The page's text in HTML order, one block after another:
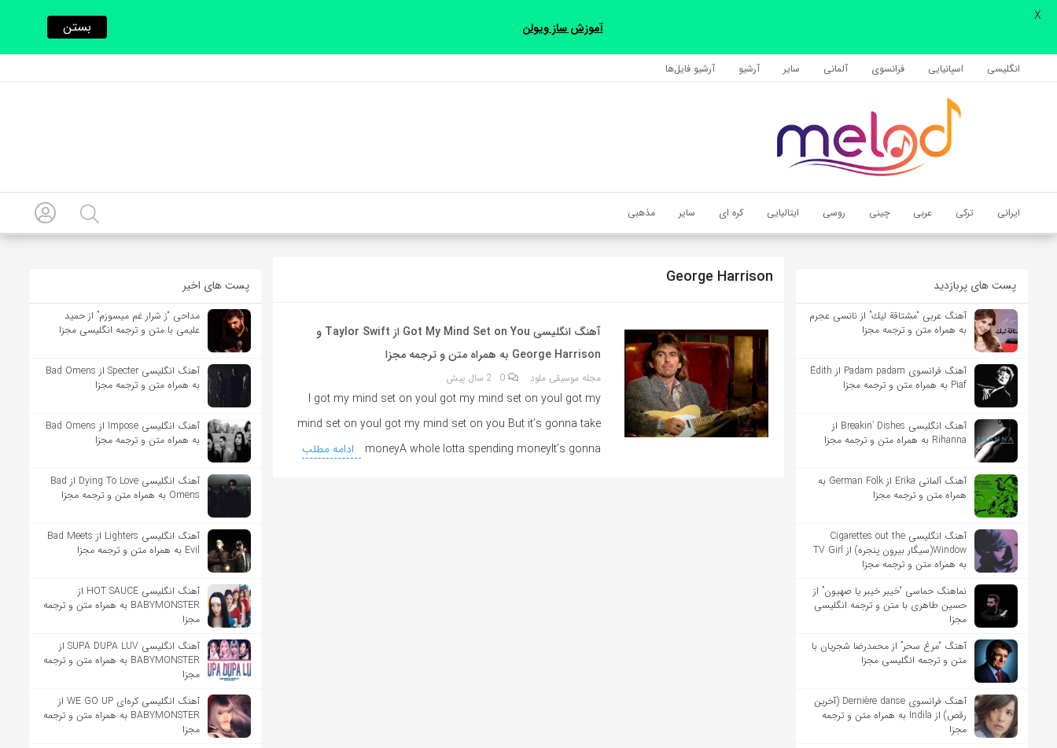
انگلیسی اسپانیایی فرانسوی آلمانی سایر آرشیو آرشیو فایل‌‎ها
ایرانی ترکی عربی چینی روسی ایتالیایی کره ای سایر مذهبی
اشتراک گذاری
با استفاده از روش‌های زیر می‌توانید این صفحه را با دوستان خود به
کپی لینک
پست های پربازدید
آهنگ عربی “مشتاقة لیك” از نانسی عجرم
به همراه متن و ترجمه مجزا
آهنگ فرانسوی Padam padam از Édith
Piaf به همراه متن و ترجمه مجزا
آهنگ انگلیسی Breakin’ Dishes از
Rihanna به همراه متن و ترجمه مجزا
آهنگ آلمانی Erika از German Folk به
همراه متن و ترجمه مجزا
آهنگ انگلیسی Cigarettes out the
Window(سیگار بیرون پنجره) از TV Girl
به همراه متن و ترجمه مجزا
نماهنگ حماسی “خیبر خیبر یا صهیون” از
حسین طاهری با متن و ترجمه انگلیسی
مجزا
آهنگ “مرغ سحر” از محمدرضا شجریان با
متن و ترجمه انگلیسی مجزا
آهنگ فرانسوی Dernière danse (آخرین
رقص) از Indila به همراه متن و ترجمه
مجزا
George Harrison
آهنگ انگلیسی Got My Mind Set on You از Taylor Swift و
George Harrison به همراه متن و ترجمه مجزا
مجله موسیقی ملود 0 2 سال پیش
I got my mind set on youI got my mind set on youI got my
mind set on youI got my mind set on you But it’s gonna take
moneyA whole lotta spending moneyIt’s gonna
ادامه مطلب
پست های اخیر
مداحی “ز شرار غم میسوزم” از حمید
علیمی با متن و ترجمه انگلیسی مجزا
آهنگ انگلیسی Specter از Bad Omens
به همراه متن و ترجمه مجزا
آهنگ انگلیسی Impose از Bad Omens
به همراه متن و ترجمه مجزا
آهنگ انگلیسی Dying To Love از Bad
Omens به همراه متن و ترجمه مجزا
آهنگ انگلیسی Lighters از Bad Meets
Evil به همراه متن و ترجمه مجزا
آهنگ انگلیسی HOT SAUCE از
BABYMONSTER به همراه متن و ترجمه
مجزا
آهنگ انگلیسی SUPA DUPA LUV از
BABYMONSTER به همراه متن و ترجمه
مجزا
آهنگ انگلیسی کره‌ای WE GO UP از
BABYMONSTER به همراه متن و ترجمه
مجزا
آموزش ساز ویولن بستن
X